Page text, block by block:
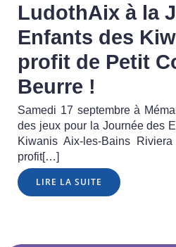
LudothAix à la
Enfants des
profit de Petit
Beurre !
Samedi 17 septembre à
des jeux pour la Journée des
Kiwanis Aix-les-Bains
profit[…]
LIRE LA SUITE